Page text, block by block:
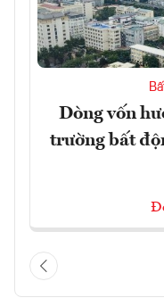
Dòng vốn
trường bất